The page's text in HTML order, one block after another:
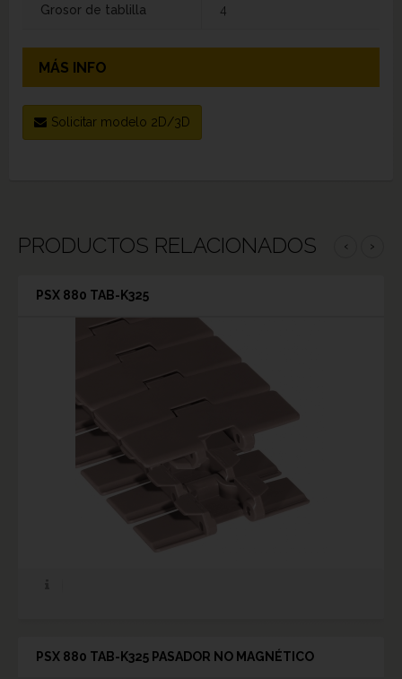
Grosor de tablilla 4
MÁS INFO
Solicitar modelo 2D/3D
PRODUCTOS RELACIONADOS ‹ ›
PSX 880 TAB-K325
PSX 880 TAB-K325 PASADOR NO MAGNÉTICO